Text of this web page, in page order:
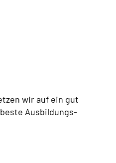
wir auf ein gut
Ausbildungs-